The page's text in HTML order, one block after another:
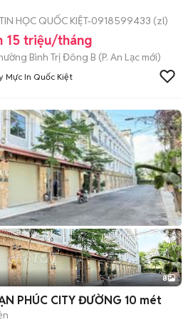
HỌC QUỐC KIỆT-0918599433 (zl)
15 triệu/tháng
Bình Trị Đông B (P. An Lạc mới)
Mực In Quốc Kiệt
+2
8
PHÚC CITY ĐƯỜNG 10 mét